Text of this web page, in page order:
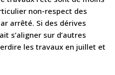
non-respect des
arrêté. Si des dérives
s’aligner sur d’autres
les travaux en juillet et